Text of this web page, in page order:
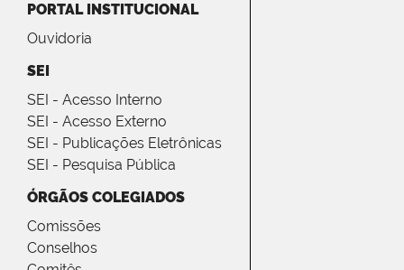
PORTAL INSTITUCIONAL
Ouvidoria
SEI
SEI - Acesso Interno
SEI - Acesso Externo
SEI - Publicações Eletrônicas
SEI - Pesquisa Pública
ÓRGÃOS COLEGIADOS
Comissões
Conselhos